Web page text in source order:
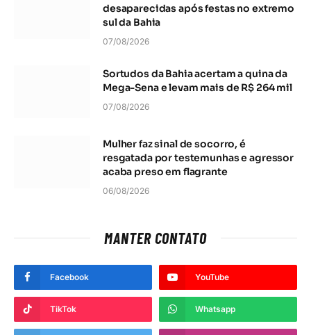
desaparecidas após festas no extremo
sul da Bahia
07/08/2026
Sortudos da Bahia acertam a quina da
Mega-Sena e levam mais de R$ 264 mil
07/08/2026
Mulher faz sinal de socorro, é
resgatada por testemunhas e agressor
acaba preso em flagrante
06/08/2026
MANTER CONTATO
Facebook YouTube
TikTok Whatsapp